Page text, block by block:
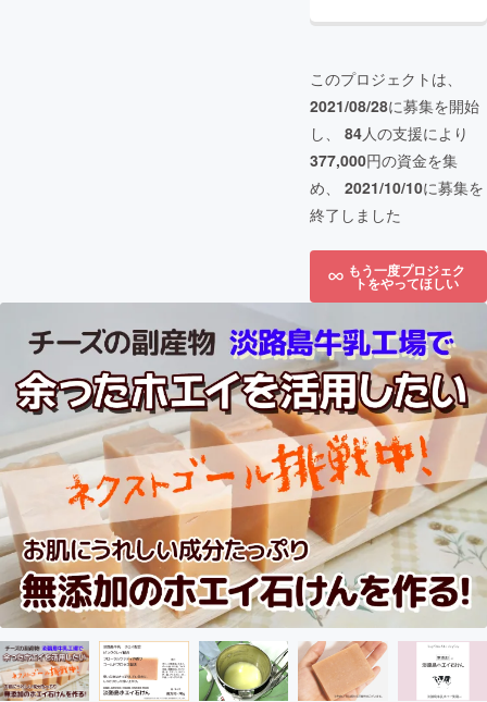
このプロジェクトは、
2021/08/28に募集を開始
し、 84人の支援により
377,000円の資金を集
め、 2021/10/10に募集を
終了しました
もう一度プロジェク
トをやってほしい